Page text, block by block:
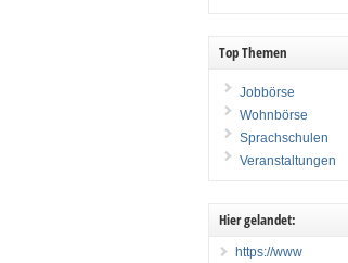
Top Themen
Jobbörse
Wohnbörse
Sprachschulen
Veranstaltungen
Hier gelandet:
https://www